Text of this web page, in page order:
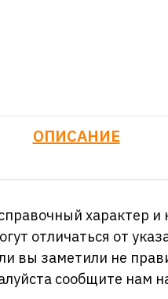
ОПИСАНИЕ
характер и
отличаться от
вы заметили не
сообщите нам